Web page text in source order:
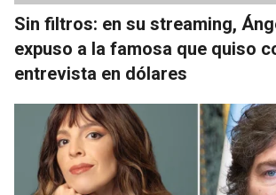
Sin filtros: en su streaming,
expuso a la famosa que quiso
entrevista en dólares